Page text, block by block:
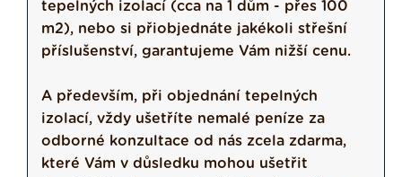
tepelných izolací (cca na 1 dům - přes 100
m2), nebo si přiobjednáte jakékoli střešní
příslušenství, garantujeme Vám nižší cenu.
A především, při objednání tepelných
izolací, vždy ušetříte nemalé peníze za
odborné konzultace od nás zcela zdarma,
které Vám v důsledku mohou ušetřit